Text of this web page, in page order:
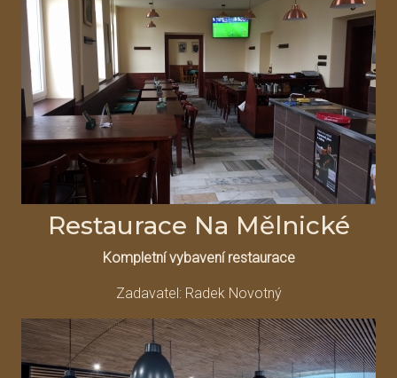
Restaurace Na Mělnické
Kompletní vybavení restaurace
Zadavatel: Radek Novotný